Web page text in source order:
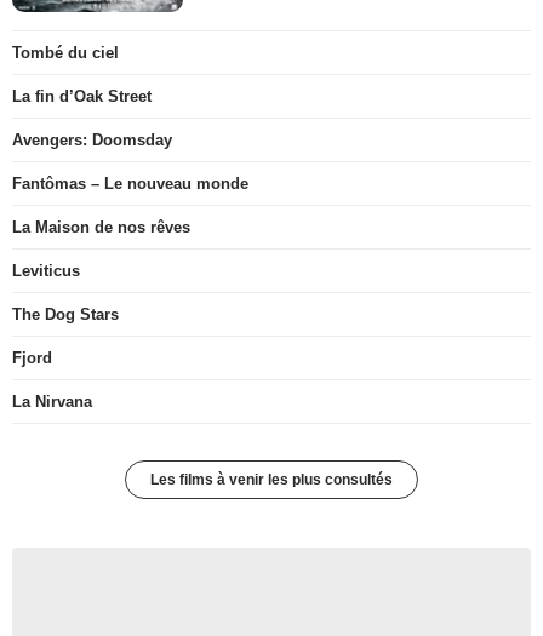
Tombé du ciel
La fin d’Oak Street
Avengers: Doomsday
Fantômas – Le nouveau monde
La Maison de nos rêves
Leviticus
The Dog Stars
Fjord
La Nirvana
Les films à venir les plus consultés